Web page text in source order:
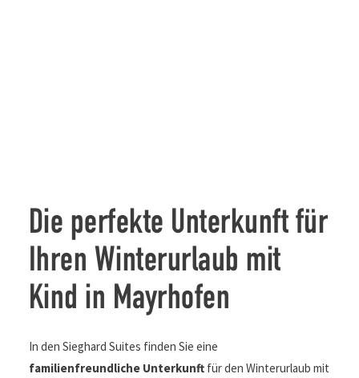
Die perfekte Unterkunft für
Ihren Winterurlaub mit
Kind in Mayrhofen
In den Sieghard Suites finden Sie eine
familienfreundliche Unterkunftfür den Winterurlaub mit